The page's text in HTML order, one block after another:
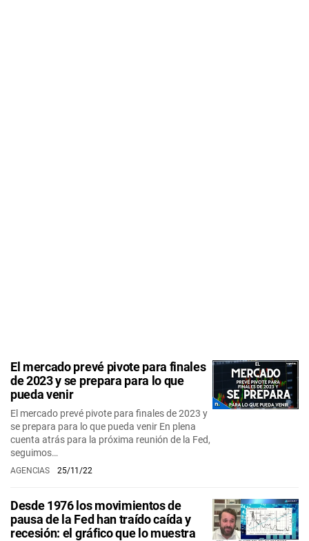
El mercado prevé pivote para finales
de 2023 y se prepara para lo que
pueda venir
El mercado prevé pivote para finales de 2023 y
se prepara para lo que pueda venir En plena
cuenta atrás para la próxima reunión de la Fed,
seguimos…
AGENCIAS 25/11/22
Desde 1976 los movimientos de
pausa de la Fed han traído caída y
recesión: el gráfico que lo muestra